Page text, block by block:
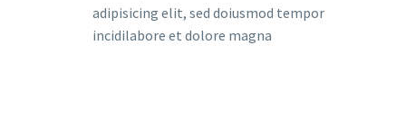
adipisicing elit, sed doiusmod tempor
incidilabore et dolore magna